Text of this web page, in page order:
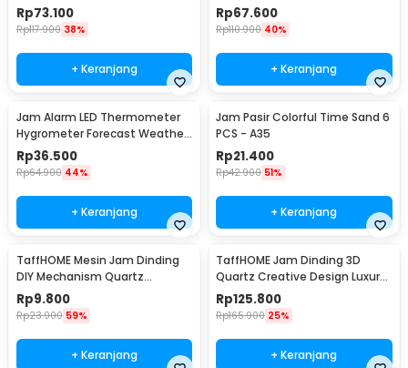
- DIY-104
Rp73.100
Rp117.900 38%
+ Keranjang
Garpu 30.5cm - T6806
Rp67.600
Rp110.900 40%
+ Keranjang
Jam Alarm LED Thermometer
Hygrometer Forecast Weather
Station - 2159T
Rp36.500
Rp64.900 44%
+ Keranjang
Jam Pasir Colorful Time Sand 6
PCS - A35
Rp21.400
Rp42.900 51%
+ Keranjang
TaffHOME Mesin Jam Dinding
DIY Mechanism Quartz
Replacement Sparepart -
5168-S
Rp9.800
Rp23.900 59%
+ Keranjang
TaffHOME Jam Dinding 3D
Quartz Creative Design Luxury
Diamond 33cm - T6807
Rp125.800
Rp165.900 25%
+ Keranjang